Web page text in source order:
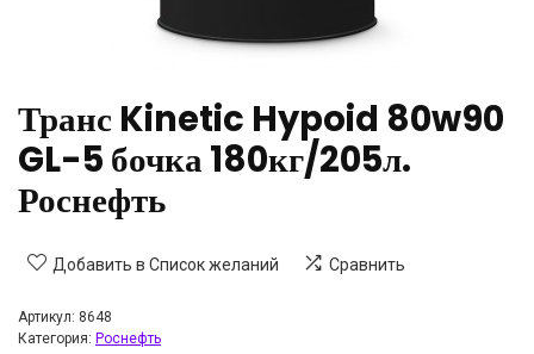
Транс Kinetic Hypoid 80w90
GL-5 бочка 180кг/205л.
Роснефть
Добавить в Список желаний Сравнить
Артикул: 8648
Категория: Роснефть